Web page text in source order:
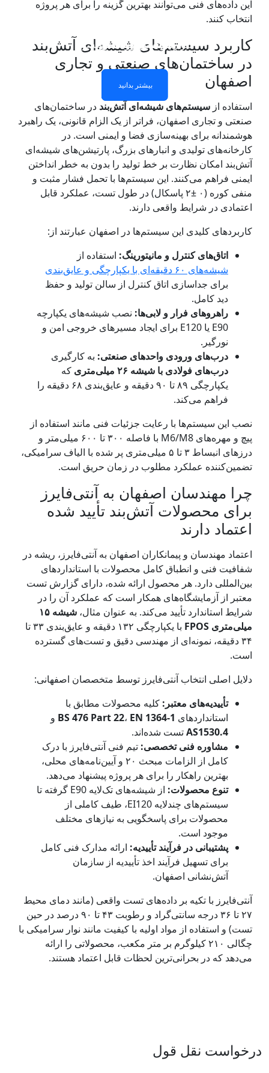
شیشه نسوز تک لایه
بیشتر بدانید
شیشه دولایه نسوز
بیشتر بدانید
شیشه و درب نسوز
بیشتر بدانید
دیوار پارتیشن شیشه ای نسوز
بیشتر بدانید
این داده‌های فنی می‌توانند بهترین گزینه را برای هر پروژه
انتخاب کنند.
کاربرد سیستم‌های شیشه‌ای آتش‌بند
در ساختمان‌های صنعتی و تجاری
اصفهان
استفاده از سیستم‌های شیشه‌ای آتش‌بند در ساختمان‌های
صنعتی و تجاری اصفهان، فراتر از یک الزام قانونی، یک راهبرد
هوشمندانه برای بهینه‌سازی فضا و ایمنی است. در
کارخانه‌های تولیدی و انبارهای بزرگ، پارتیشن‌های شیشه‌ای
آتش‌بند امکان نظارت بر خط تولید را بدون به خطر انداختن
ایمنی فراهم می‌کنند. این سیستم‌ها با تحمل فشار مثبت و
منفی کوره (۰ ±۲ پاسکال) در طول تست، عملکرد قابل
اعتمادی در شرایط واقعی دارند.
کاربردهای کلیدی این سیستم‌ها در اصفهان عبارتند از:
اتاق‌های کنترل و مانیتورینگ: استفاده از
شیشه‌های ۶۰ دقیقه‌ای با یکپارچگی و عایق‌بندی
برای جداسازی اتاق کنترل از سالن تولید و حفظ
دید کامل.
راهروهای فرار و لابی‌ها: نصب شیشه‌های یکپارچه
E90 یا E120 برای ایجاد مسیرهای خروجی امن و
نورگیر.
درب‌های ورودی واحدهای صنعتی: به کارگیری
درب‌های فولادی با شیشه ۲۶ میلی‌متری
که
یکپارچگی ۸۹ تا ۹۰ دقیقه و عایق‌بندی ۶۸ دقیقه را
فراهم می‌کند.
نصب این سیستم‌ها با رعایت جزئیات فنی مانند استفاده از
پیچ و مهره‌های M6/M8 با فاصله ۳۰۰ تا ۶۰۰ میلی‌متر و
درزهای انبساط ۳ تا ۵ میلی‌متری پر شده با الیاف سرامیکی،
تضمین‌کننده عملکرد مطلوب در زمان حریق است.
چرا مهندسان اصفهان به آنتی‌فایرز
برای محصولات آتش‌بند تأیید شده
اعتماد دارند
اعتماد مهندسان و پیمانکاران اصفهان به آنتی‌فایرز، ریشه در
شفافیت فنی و انطباق کامل محصولات با استانداردهای
بین‌المللی دارد. هر محصول ارائه شده، دارای گزارش تست
معتبر از آزمایشگاه‌های همکار است که عملکرد آن را در
شرایط استاندارد تأیید می‌کند. به عنوان مثال،
شیشه ۱۵
میلی‌متری FPOS
با یکپارچگی ۱۳۲ دقیقه و عایق‌بندی ۳۳ تا
۳۴ دقیقه، نمونه‌ای از مهندسی دقیق و تست‌های گسترده
است.
دلایل اصلی انتخاب آنتی‌فایرز توسط متخصصان اصفهانی:
تأییدیه‌های معتبر: کلیه محصولات مطابق با
استانداردهای
BS 476 Part 22، EN 1364-1
و
AS1530.4تست شده‌اند.
مشاوره فنی تخصصی: تیم فنی آنتی‌فایرز با درک
کامل از الزامات مبحث ۲۰ و آیین‌نامه‌های محلی،
بهترین راهکار را برای هر پروژه پیشنهاد می‌دهد.
تنوع محصولات:
از شیشه‌های تک‌لایه E90 گرفته تا
سیستم‌های چندلایه EI120، طیف کاملی از
محصولات برای پاسخگویی به نیازهای مختلف
موجود است.
پشتیبانی در فرآیند تأییدیه: ارائه مدارک فنی کامل
برای تسهیل فرآیند اخذ تأییدیه از سازمان
آتش‌نشانی اصفهان.
آنتی‌فایرز با تکیه بر داده‌های تست واقعی (مانند دمای محیط
۲۷ تا ۳۶ درجه سانتی‌گراد و رطوبت ۴۳ تا ۹۰ درصد در حین
تست) و استفاده از مواد اولیه با کیفیت مانند نوار سرامیکی با
چگالی ۲۱۰ کیلوگرم بر متر مکعب، محصولاتی را ارائه
می‌دهد که در بحرانی‌ترین لحظات قابل اعتماد هستند.
درخواست نقل قول